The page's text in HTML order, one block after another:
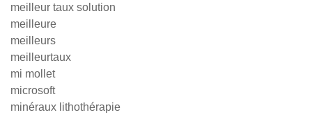
meilleur taux solution
meilleure
meilleurs
meilleurtaux
mi mollet
microsoft
minéraux lithothérapie